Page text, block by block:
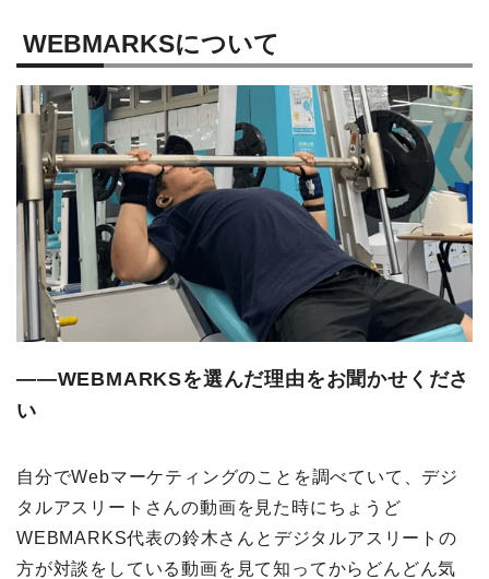
WEBMARKSについて
――WEBMARKSを選んだ理由をお聞かせくださ
い
自分でWebマーケティングのことを調べていて、デジ
タルアスリートさんの動画を見た時にちょうど
WEBMARKS代表の鈴木さんとデジタルアスリートの
方が対談をしている動画を見て知ってからどんどん気